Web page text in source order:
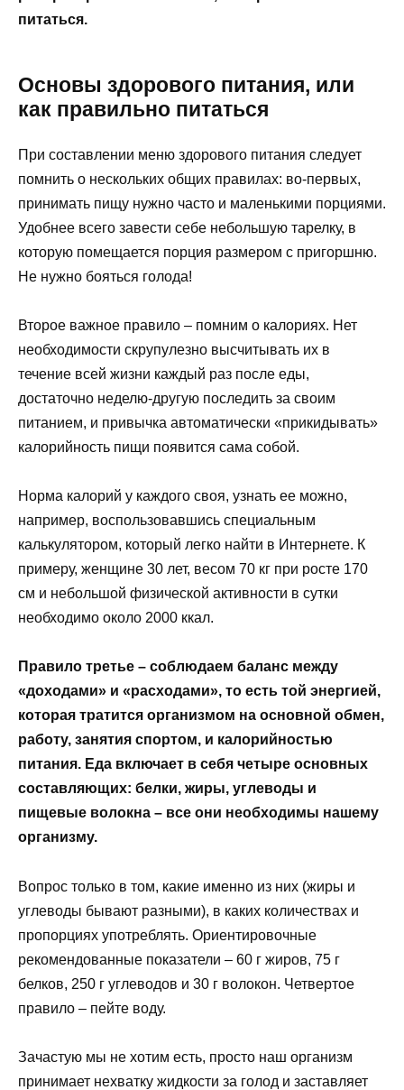
питаться.
Основы здорового питания, или
как правильно питаться
При составлении меню здорового питания следует
помнить о нескольких общих правилах: во-первых,
принимать пищу нужно часто и маленькими порциями.
Удобнее всего завести себе небольшую тарелку, в
которую помещается порция размером с пригоршню.
Не нужно бояться голода!
Второе важное правило – помним о калориях. Нет
необходимости скрупулезно высчитывать их в
течение всей жизни каждый раз после еды,
достаточно неделю-другую последить за своим
питанием, и привычка автоматически «прикидывать»
калорийность пищи появится сама собой.
Норма калорий у каждого своя, узнать ее можно,
например, воспользовавшись специальным
калькулятором, который легко найти в Интернете. К
примеру, женщине 30 лет, весом 70 кг при росте 170
см и небольшой физической активности в сутки
необходимо около 2000 ккал.
Правило третье – соблюдаем баланс между
«доходами» и «расходами», то есть той энергией,
которая тратится организмом на основной обмен,
работу, занятия спортом, и калорийностью
питания. Еда включает в себя четыре основных
составляющих: белки, жиры, углеводы и
пищевые волокна – все они необходимы нашему
организму.
Вопрос только в том, какие именно из них (жиры и
углеводы бывают разными), в каких количествах и
пропорциях употреблять. Ориентировочные
рекомендованные показатели – 60 г жиров, 75 г
белков, 250 г углеводов и 30 г волокон. Четвертое
правило – пейте воду.
Зачастую мы не хотим есть, просто наш организм
принимает нехватку жидкости за голод и заставляет